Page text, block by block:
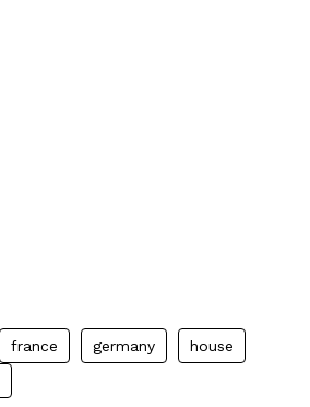
france germany
house